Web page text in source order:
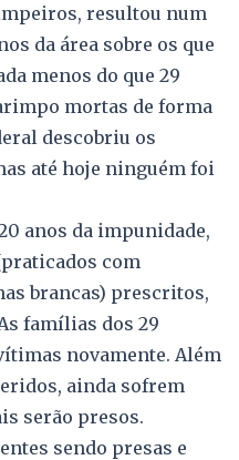
resultou num
da área sobre os que
menos do que 29
mortas de forma
descobriu os
até hoje ninguém foi
anos da impunidade,
com
brancas) prescritos,
famílias dos 29
novamente. Além
ainda sofrem
serão presos.
sendo presas e